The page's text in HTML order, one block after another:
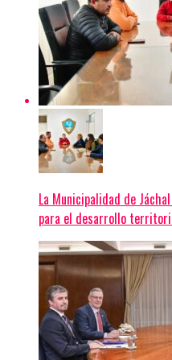
La Municipalidad de
para el desarrollo